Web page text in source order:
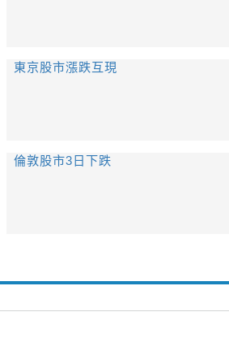
東京股市漲跌互現
倫敦股市3日下跌